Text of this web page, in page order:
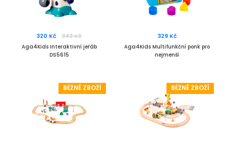
320 Kč 343 Kč
Aga4Kids Interaktivní jeřáb
DS5615
329 Kč
Aga4Kids Multifunkční ponk pro
nejmenší
BĚŽNÉ ZBOŽÍ BĚŽNÉ ZBOŽÍ